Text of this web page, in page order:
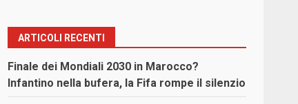
ARTICOLI RECENTI
Finale dei Mondiali 2030 in Marocco?
Infantino nella bufera, la Fifa rompe il silenzio